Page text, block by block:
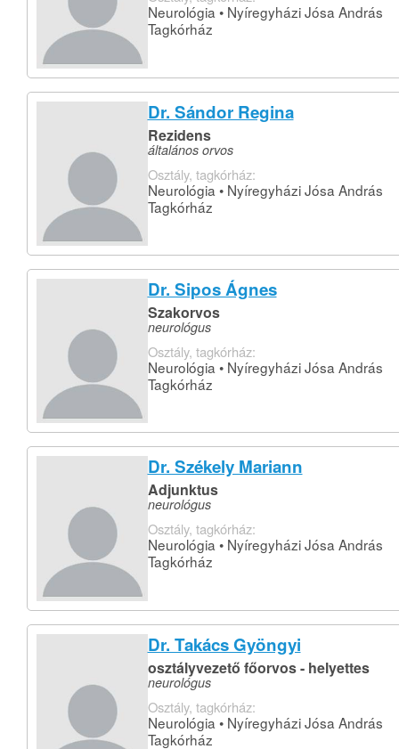
Neurológia • Nyíregyházi Jósa András
Tagkórház
Dr. Sándor Regina
Rezidens
általános orvos
Osztály, tagkórház:
Neurológia • Nyíregyházi Jósa András
Tagkórház
Dr. Sipos Ágnes
Szakorvos
neurológus
Osztály, tagkórház:
Neurológia • Nyíregyházi Jósa András
Tagkórház
Dr. Székely Mariann
Adjunktus
neurológus
Osztály, tagkórház:
Neurológia • Nyíregyházi Jósa András
Tagkórház
Dr. Takács Gyöngyi
osztályvezető főorvos - helyettes
neurológus
Osztály, tagkórház:
Neurológia • Nyíregyházi Jósa András
Tagkórház